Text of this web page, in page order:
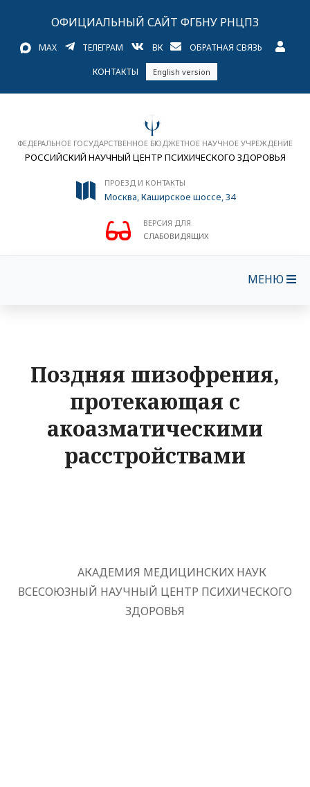
ОФИЦИАЛЬНЫЙ САЙТ ФГБНУ РНЦПЗ
MAX ТЕЛЕГРАМ ВК ОБРАТНАЯ СВЯЗЬ
КОНТАКТЫ English version
ФЕДЕРАЛЬНОЕ ГОСУДАРСТВЕННОЕ БЮДЖЕТНОЕ НАУЧНОЕ УЧРЕЖДЕНИЕ
РОССИЙСКИЙ НАУЧНЫЙ ЦЕНТР ПСИХИЧЕСКОГО ЗДОРОВЬЯ
ПРОЕЗД И КОНТАКТЫ
Москва, Каширское шоссе, 34
ВЕРСИЯ ДЛЯ
СЛАБОВИДЯЩИХ
МЕНЮ
Поздняя шизофрения,
протекающая с
акоазматическими
расстройствами
АКАДЕМИЯ МЕДИЦИНСКИХ НАУК
ВСЕСОЮЗНЫЙ НАУЧНЫЙ ЦЕНТР ПСИХИЧЕСКОГО
ЗДОРОВЬЯ